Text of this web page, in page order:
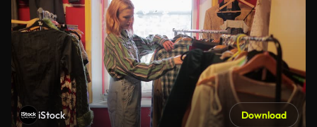
iStock Download